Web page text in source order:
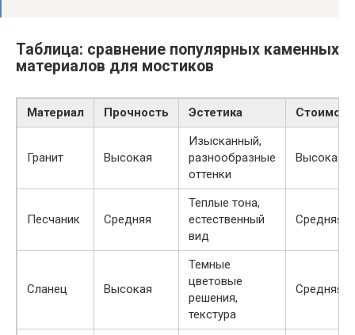
Таблица: сравнение популярных каменных
материалов для мостиков
Материал Прочность Эстетика
Гранит Высокая
Изысканный,
разнообразные
оттенки
Высокая
Песчаник Средняя
Теплые тона,
естественный
вид
Средняя
Сланец Высокая
Темные
цветовые
решения,
текстура
Средняя